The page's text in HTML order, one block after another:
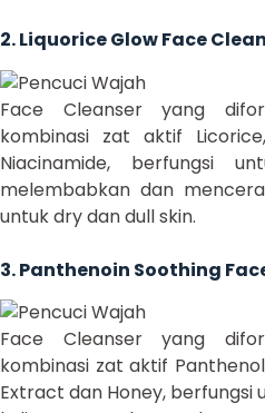
2. Liquorice Glow Face
Face Cleanser yang
kombinasi zat aktif
Niacinamide, berfungsi
melembabkan dan
untuk dry dan dull skin.
3. Panthenoin Soothing
Face Cleanser yang
kombinasi zat aktif
Extract dan Honey, berfungsi